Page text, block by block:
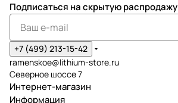
Подписаться на скрытую распродажу
+7 (499) 213-15-42
ramenskoe@lithium-store.ru
Северное шоссе 7
Интернет-магазин
Информация